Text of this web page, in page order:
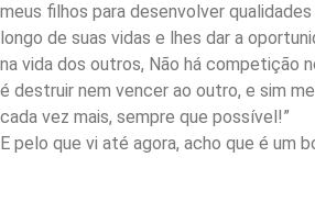
meus filhos para desenvolver
longo de suas vidas e lhes dar a
na vida dos outros, Não há competição
é destruir nem vencer ao outro, e sim
cada vez mais, sempre que possível!”
E pelo que vi até agora, acho que é um